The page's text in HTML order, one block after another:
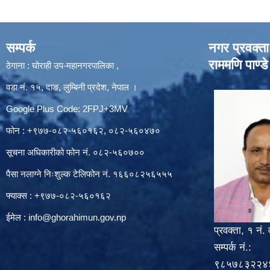
सम्पर्क
ठेगाना : घोराही उप-महानगरपालिका ,
वडा नं. १५, दाङ, लुम्बिनी प्रदेश, नेपाल ।
Google Plus Code: 2FPJ+3MV
फोन : +९७७-०८२-५६०१६२, ०८२-५६०४७०
सूचना अधिकारीको फोन नं. ०८२-५६०७००
पैसा नलाग्ने निःशुल्क टेलिफोन नं. १६६०८२५६५५५
फ्याक्स : +९७७-०८२-५६०१६२
ईमेल : info@ghorahimun.gov.np
नगर प्रवक्ता
राममणि पाण्डे
प्रवक्ता, १ नं.
सम्पर्क नं.: